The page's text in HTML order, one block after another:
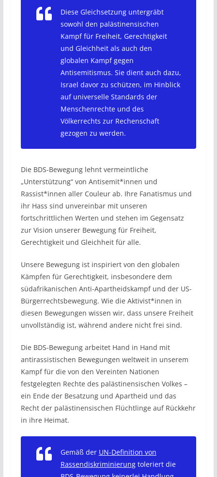
Diese Gleichsetzung untergräbt
sowohl den palästinensischen
Kampf für Freiheit, Gerechtigkeit
und Gleichheit als auch den
globalen Kampf gegen
Antisemitismus. Sie dient auch dazu,
Israel davor zu schützen, im Hinblick
auf universelle Standards der
Menschenrechte und des
Völkerrechts zur Rechenschaft
gezogen zu werden.
Die BDS-Bewegung lehnt vermeintliche
„Unterstützung“ von Antisemit*innen und
Rassist*innen aller Couleur ab. Ihre Fanatismus und
ihr Hass sind unvereinbar mit unseren
fortschrittlichen Werten und stehen im Gegensatz
zur Vision unserer Bewegung für Freiheit,
Gerechtigkeit und Gleichheit für alle.
Unsere Bewegung ist inspiriert von den globalen
Kämpfen für Gerechtigkeit, insbesondere dem
südafrikanischen Anti-Apartheidskampf und der US-
Bürgerrechtsbewegung. Wie die Aktivist*innen in
diesen Bewegungen wissen wir, dass unsere Freiheit
unvollständig ist, während andere nicht frei sind.
Die BDS-Bewegung arbeitet Hand in Hand mit
antirassistischen Bewegungen weltweit in unserem
Kampf für die von den Vereinten Nationen
festgelegten Rechte des palästinensischen Volkes –
ein Ende der Besatzung und Apartheid und das
Recht der palästinensischen Flüchtlinge auf Rückkehr
in ihre Heimat.
Gemäß der UN-Definition von
Rassendiskriminierungtoleriert die